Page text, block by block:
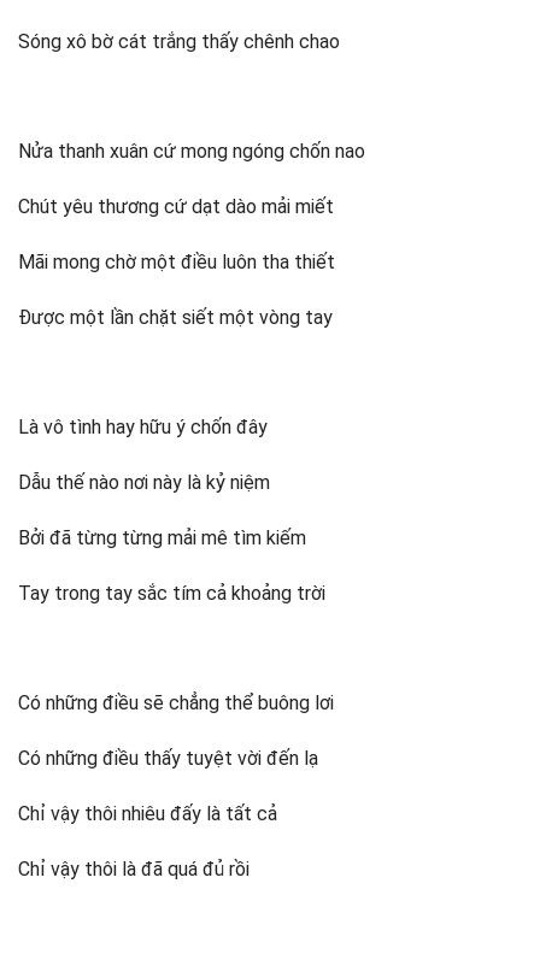
Sóng xô bờ cát trắng thấy chênh chao
Nửa thanh xuân cứ mong ngóng chốn nao
Chút yêu thương cứ dạt dào mải miết
Mãi mong chờ một điều luôn tha thiết
Được một lần chặt siết một vòng tay
Là vô tình hay hữu ý chốn đây
Dẫu thế nào nơi này là kỷ niệm
Bởi đã từng từng mải mê tìm kiếm
Tay trong tay sắc tím cả khoảng trời
Có những điều sẽ chẳng thể buông lơi
Có những điều thấy tuyệt vời đến lạ
Chỉ vậy thôi nhiêu đấy là tất cả
Chỉ vậy thôi là đã quá đủ rồi